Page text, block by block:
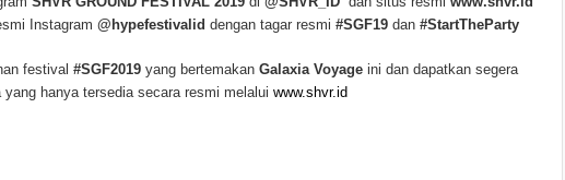
Instagram @hypefestivalid dengan tagar resmi #SGF19 dan #StartTheParty
festival #SGF2019 yang bertemakan Galaxia Voyage ini dan dapatkan segera
hanya tersedia secara resmi melalui www.shvr.id